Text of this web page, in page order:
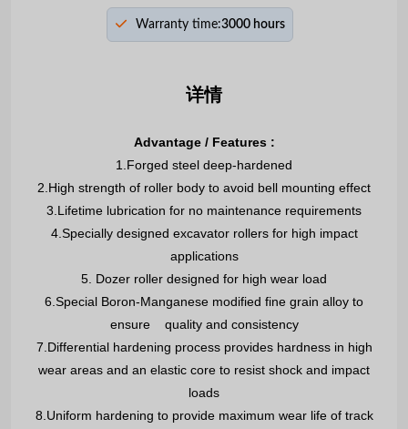
Warranty time:3000 hours
详情
Advantage / Features :
1.Forged steel deep-hardened
2.High strength of roller body to avoid bell mounting effect
3.Lifetime lubrication for no maintenance requirements
4.Specially designed excavator rollers for high impact
applications
5. Dozer roller designed for high wear load
6.Special Boron-Manganese modified fine grain alloy to
ensure quality and consistency
7.Differential hardening process provides hardness in high
wear areas and an elastic core to resist shock and impact
loads
8.Uniform hardening to provide maximum wear life of track